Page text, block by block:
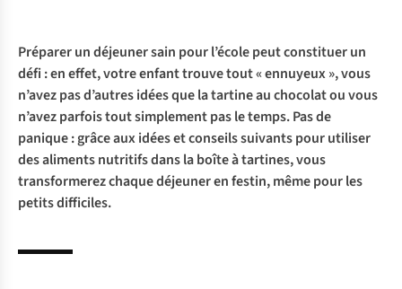
Préparer un déjeuner sain pour l’école peut constituer un
défi : en effet, votre enfant trouve tout « ennuyeux », vous
n’avez pas d’autres idées que la tartine au chocolat ou vous
n’avez parfois tout simplement pas le temps. Pas de
panique : grâce aux idées et conseils suivants pour utiliser
des aliments nutritifs dans la boîte à tartines, vous
transformerez chaque déjeuner en festin, même pour les
petits difficiles.